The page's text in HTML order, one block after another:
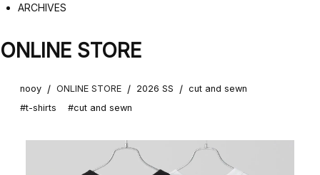
ARCHIVES
ONLINE STORE
nooy / ONLINE STORE / 2026 SS / cut and sewn
#t-shirts
#cut and sewn